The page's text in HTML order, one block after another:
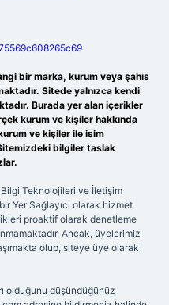
bir marka, kurum veya şahıs
Sitede yalnızca kendi
Burada yer alan içerikler
kurum ve kişiler hakkında
ve kişiler ile isim
bilgiler taslak
Teknolojileri ve İletişim
Yer Sağlayıcı olarak hizmet
proaktif olarak denetleme
Ancak, üyelerimiz
olup, siteye üye olarak
olduğunu düşündüğünüz